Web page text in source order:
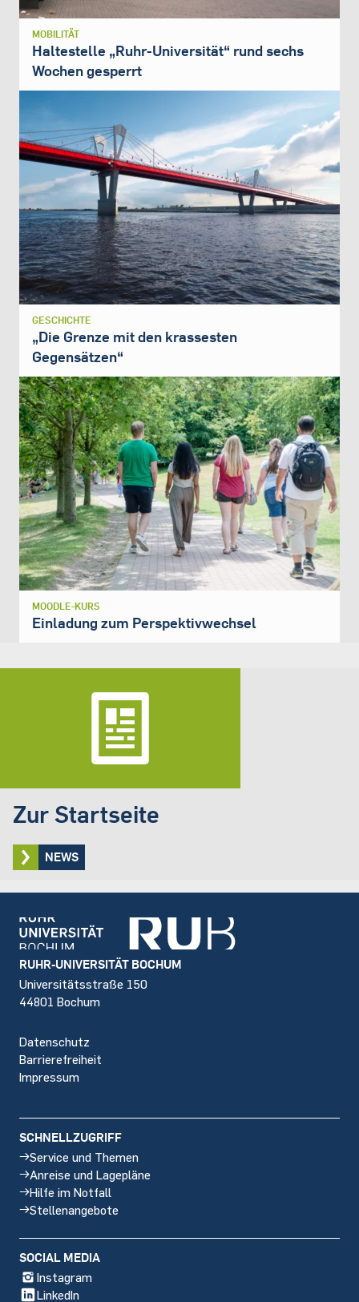
MOBILITÄT
Haltestelle „Ruhr-Universität“ rund sechs
Wochen gesperrt
GESCHICHTE
„Die Grenze mit den krassesten
Gegensätzen“
MOODLE-KURS
Einladung zum Perspektivwechsel
Zur Startseite
NEWS
Footer
RUHR-UNIVERSITÄT BOCHUM
Universitätsstraße 150
44801 Bochum
Datenschutz
Barrierefreiheit
Impressum
SCHNELLZUGRIFF
Service und Themen
Anreise und Lagepläne
Hilfe im Notfall
Stellenangebote
SOCIAL MEDIA
Instagram
LinkedIn